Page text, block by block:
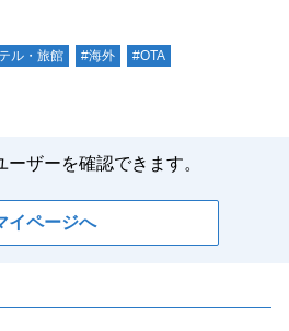
ル・旅館 #海外 #OTA
ーザーを確認できます。
イページへ